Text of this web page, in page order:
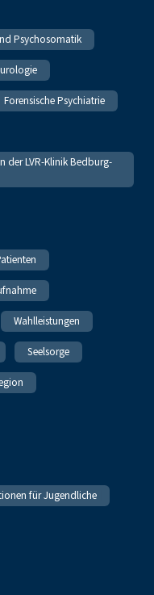
Psychosomatik
Forensische Psychiatrie
der LVR-Klinik Bedburg-
Wahlleistungen
Seelsorge
für Jugendliche